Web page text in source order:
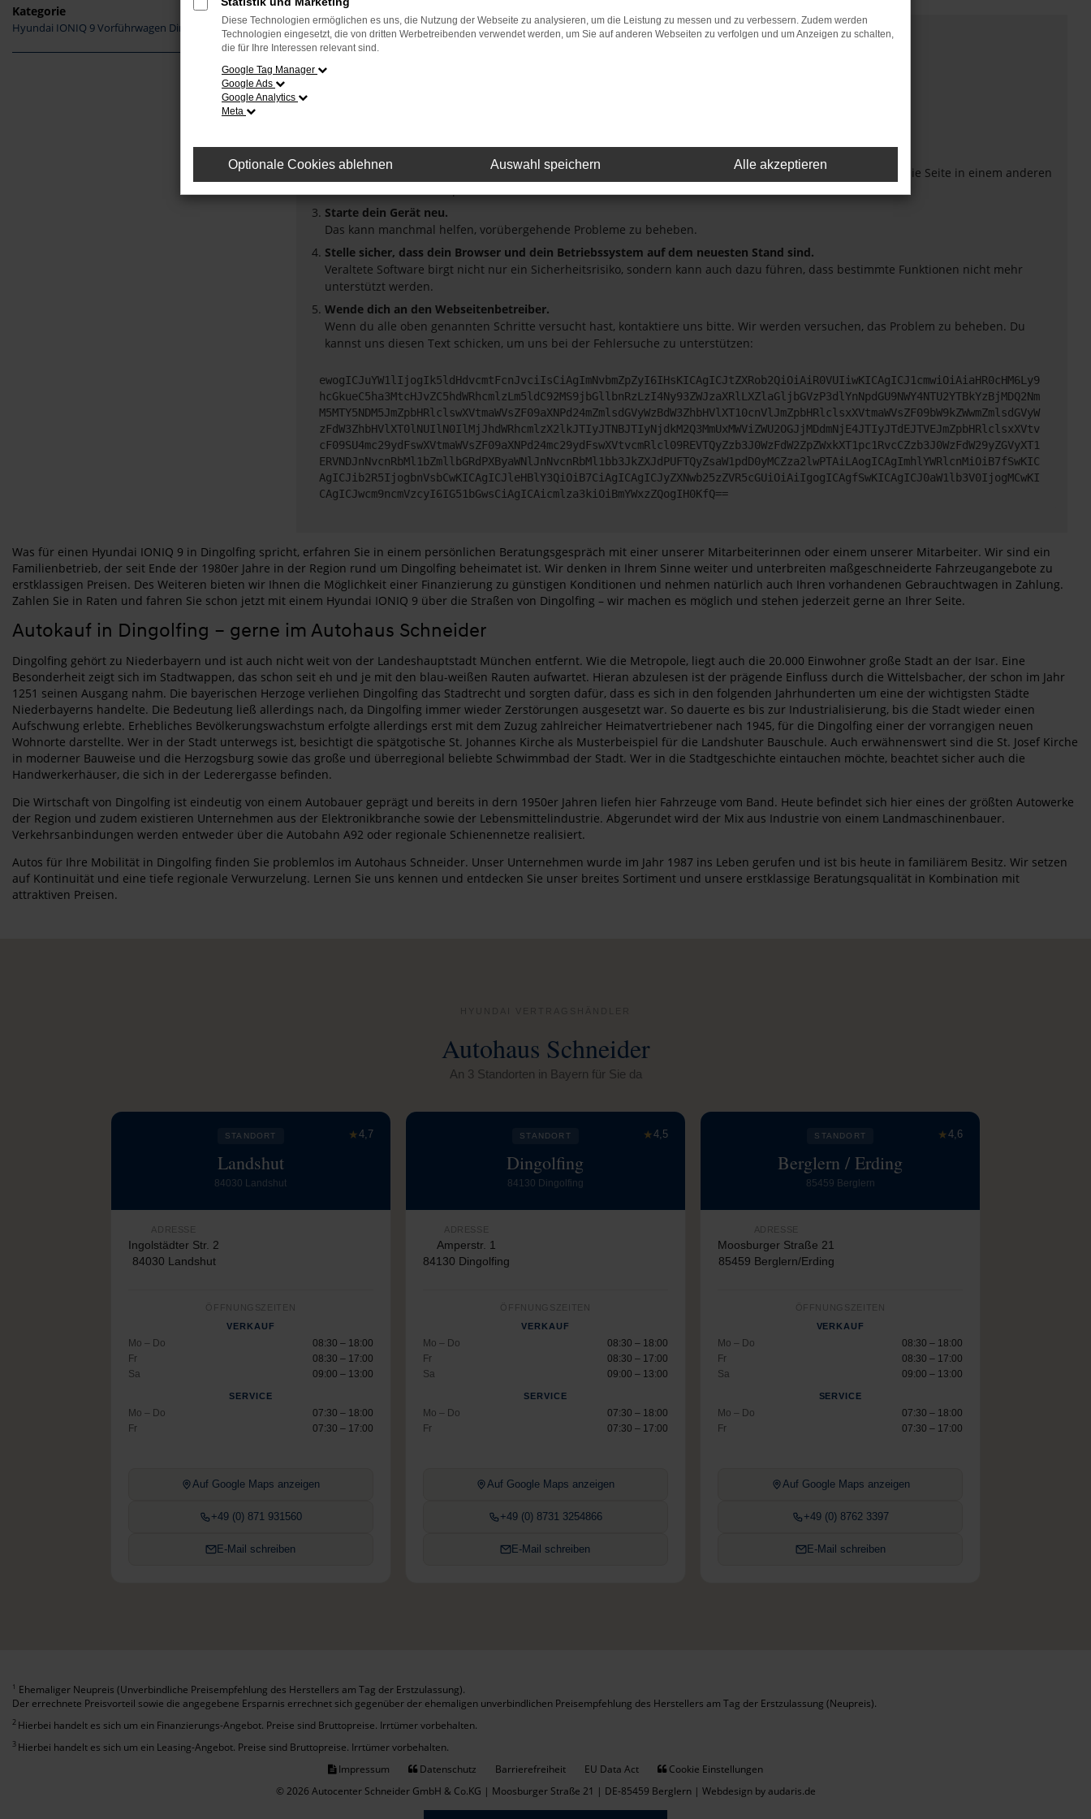
Kategorie
Hyundai IONIQ 9 Vorführwagen Dingolfing Fehler: Network Error
Beim Laden ist ein Fehler aufgetreten.
Prüfe deine Browsererweiterungen.
Manche Erweiterungen, wie Werbeblocker, können das Laden bestimmter Seiten verhindern. Funktioniert die Seite in einem anderen
Starte dein Gerät neu.
Das kann manchmal helfen, vorübergehende Probleme zu beheben.
Stelle sicher, dass dein Browser und dein Betriebssystem auf dem neuesten Stand sind.
Veraltete Software birgt nicht nur ein Sicherheitsrisiko, sondern kann auch dazu führen, dass bestimmte Funktionen nicht mehr
unterstützt werden.
Wende dich an den Webseitenbetreiber.
Wenn du alle oben genannten Schritte versucht hast, kontaktiere uns bitte. Wir werden versuchen, das Problem zu beheben. Du
kannst uns diesen Text schicken, um uns bei der Fehlersuche zu unterstützen:
ewogICJuYW1lIjogIk5ldHdvcmtFcnJvciIsCiAgImNvbmZpZyI6IHsKICAgICJtZXRob2QiOiAiR0VUIiwKICAgICJ1cmwiOiAiaHR0cHM6Ly9
hcGkueC5ha3MtcHJvZC5hdWRhcmlzLm5ldC92MS9jbGllbnRzLzI4Ny93ZWJzaXRlLXZlaGljbGVzP3dlYnNpdGU9NWY4NTU2YTBkYzBjMDQ2Nm
M5MTY5NDM5JmZpbHRlclswXVtmaWVsZF09aXNPd24mZmlsdGVyWzBdW3ZhbHVlXT10cnVlJmZpbHRlclsxXVtmaWVsZF09bW9kZWwmZmlsdGVyW
zFdW3ZhbHVlXT0lNUIlN0IlMjJhdWRhcmlzX2lkJTIyJTNBJTIyNjdkM2Q3MmUxMWViZWU2OGJjMDdmNjE4JTIyJTdEJTVEJmZpbHRlclsxXVtv
cF09SU4mc29ydFswXVtmaWVsZF09aXNPd24mc29ydFswXVtvcmRlcl09REVTQyZzb3J0WzFdW2ZpZWxkXT1pc1RvcCZzb3J0WzFdW29yZGVyXT1
ERVNDJnNvcnRbMl1bZmllbGRdPXByaWNlJnNvcnRbMl1bb3JkZXJdPUFTQyZsaW1pdD0yMCZza2lwPTAiLAogICAgImhlYWRlcnMiOiB7fSwKIC
AgICJib2R5IjogbnVsbCwKICAgICJleHBlY3QiOiB7CiAgICAgICJyZXNwb25zZVR5cGUiOiAiIgogICAgfSwKICAgICJ0aW1lb3V0IjogMCwKI
CAgICJwcm9ncmVzcyI6IG51bGwsCiAgICAicmlza3kiOiBmYWxzZQogIH0KfQ==
Was für einen Hyundai IONIQ 9 in Dingolfing spricht, erfahren Sie in einem persönlichen Beratungsgespräch mit einer unserer Mitarbeiterinnen oder einem unserer Mitarbeiter. Wir sind ein
Familienbetrieb, der seit Ende der 1980er Jahre in der Region rund um Dingolfing beheimatet ist. Wir denken in Ihrem Sinne weiter und unterbreiten maßgeschneiderte Fahrzeugangebote zu
erstklassigen Preisen. Des Weiteren bieten wir Ihnen die Möglichkeit einer Finanzierung zu günstigen Konditionen und nehmen natürlich auch Ihren vorhandenen Gebrauchtwagen in Zahlung.
Zahlen Sie in Raten und fahren Sie schon jetzt mit einem Hyundai IONIQ 9 über die Straßen von Dingolfing – wir machen es möglich und stehen jederzeit gerne an Ihrer Seite.
Autokauf in Dingolfing – gerne im Autohaus Schneider
Dingolfing gehört zu Niederbayern und ist auch nicht weit von der Landeshauptstadt München entfernt. Wie die Metropole, liegt auch die 20.000 Einwohner große Stadt an der Isar. Eine
Besonderheit zeigt sich im Stadtwappen, das schon seit eh und je mit den blau-weißen Rauten aufwartet. Hieran abzulesen ist der prägende Einfluss durch die Wittelsbacher, der schon im Jahr
1251 seinen Ausgang nahm. Die bayerischen Herzoge verliehen Dingolfing das Stadtrecht und sorgten dafür, dass es sich in den folgenden Jahrhunderten um eine der wichtigsten Städte
Niederbayerns handelte. Die Bedeutung ließ allerdings nach, da Dingolfing immer wieder Zerstörungen ausgesetzt war. So dauerte es bis zur Industrialisierung, bis die Stadt wieder einen
Aufschwung erlebte. Erhebliches Bevölkerungswachstum erfolgte allerdings erst mit dem Zuzug zahlreicher Heimatvertriebener nach 1945, für die Dingolfing einer der vorrangigen neuen
Wohnorte darstellte. Wer in der Stadt unterwegs ist, besichtigt die spätgotische St. Johannes Kirche als Musterbeispiel für die Landshuter Bauschule. Auch erwähnenswert sind die St. Josef Kirche
in moderner Bauweise und die Herzogsburg sowie das große und überregional beliebte Schwimmbad der Stadt. Wer in die Stadtgeschichte eintauchen möchte, beachtet sicher auch die
Handwerkerhäuser, die sich in der Lederergasse befinden.
Die Wirtschaft von Dingolfing ist eindeutig von einem Autobauer geprägt und bereits in dern 1950er Jahren liefen hier Fahrzeuge vom Band. Heute befindet sich hier eines der größten Autowerke
der Region und zudem existieren Unternehmen aus der Elektronikbranche sowie der Lebensmittelindustrie. Abgerundet wird der Mix aus Industrie von einem Landmaschinenbauer.
Verkehrsanbindungen werden entweder über die Autobahn A92 oder regionale Schienennetze realisiert.
Autos für Ihre Mobilität in Dingolfing finden Sie problemlos im Autohaus Schneider. Unser Unternehmen wurde im Jahr 1987 ins Leben gerufen und ist bis heute in familiärem Besitz. Wir setzen
auf Kontinuität und eine tiefe regionale Verwurzelung. Lernen Sie uns kennen und entdecken Sie unser breites Sortiment und unsere erstklassige Beratungsqualität in Kombination mit
attraktiven Preisen.
Autohaus Schneider
An 3 Standorten in Bayern für Sie da
★4,7
STANDORT
Landshut
84030 Landshut
ADRESSE
Ingolstädter Str. 2
84030 Landshut
ÖFFNUNGSZEITEN
VERKAUF
Mo – Do
08:30 – 18:00
Fr
08:30 – 17:00
Sa
09:00 – 13:00
SERVICE
Mo – Do
07:30 – 18:00
Fr
07:30 – 17:00
Auf Google Maps anzeigen
+49 (0) 871 931560
E-Mail schreiben
★4,5
STANDORT
Dingolfing
84130 Dingolfing
ADRESSE
Amperstr. 1
84130 Dingolfing
ÖFFNUNGSZEITEN
VERKAUF
Mo – Do
08:30 – 18:00
Fr
08:30 – 17:00
Sa
09:00 – 13:00
SERVICE
Mo – Do
07:30 – 18:00
Fr
07:30 – 17:00
Auf Google Maps anzeigen
+49 (0) 8731 3254866
E-Mail schreiben
★4,6
STANDORT
Berglern / Erding
85459 Berglern
ADRESSE
Moosburger Straße 21
85459 Berglern/Erding
ÖFFNUNGSZEITEN
VERKAUF
Mo – Do
08:30 – 18:00
Fr
08:30 – 17:00
Sa
09:00 – 13:00
SERVICE
Mo – Do
07:30 – 18:00
Fr
07:30 – 17:00
Auf Google Maps anzeigen
+49 (0) 8762 3397
E-Mail schreiben
1 Ehemaliger Neupreis (Unverbindliche Preisempfehlung des Herstellers am Tag der Erstzulassung).
Der errechnete Preisvorteil sowie die angegebene Ersparnis errechnet sich gegenüber der ehemaligen unverbindlichen Preisempfehlung des Herstellers am Tag der Erstzulassung (Neupreis).
2 Hierbei handelt es sich um ein Finanzierungs-Angebot. Preise sind Bruttopreise. Irrtümer vorbehalten.
3 Hierbei handelt es sich um ein Leasing-Angebot. Preise sind Bruttopreise. Irrtümer vorbehalten.
Impressum
Datenschutz Barrierefreiheit EU Data Act
Cookie Einstellungen
© 2026 Autocenter Schneider GmbH & Co.KG | Moosburger Straße 21 | DE-85459 Berglern | Webdesign by audaris.de
Diese Technologien ermöglichen es uns, die Nutzung der Webseite zu analysieren, um die Leistung zu messen und zu verbessern. Zudem werden
Technologien eingesetzt, die von dritten Werbetreibenden verwendet werden, um Sie auf anderen Webseiten zu verfolgen und um Anzeigen zu schalten,
die für Ihre Interessen relevant sind.
Google Tag Manager
Google Ads
Google Analytics
Meta
Optionale Cookies ablehnen Auswahl speichern Alle akzeptieren